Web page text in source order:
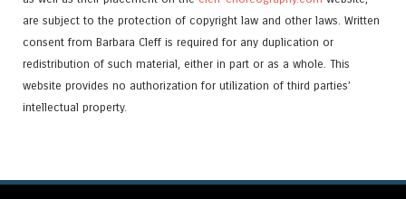
are subject to the protection of copyright law and other laws. Written
consent from Barbara Cleff is required for any duplication or
redistribution of such material, either in part or as a whole. This
website provides no authorization for utilization of third parties’
intellectual property.